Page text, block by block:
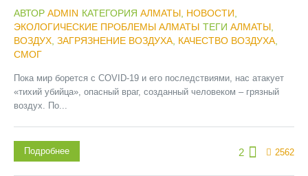
АВТОР ADMIN КАТЕГОРИЯ АЛМАТЫ НОВОСТИ
ЭКОЛОГИЧЕСКИЕ ПРОБЛЕМЫ АЛМАТЫ ТЕГИ АЛМАТЫ
ВОЗДУХ ЗАГРЯЗНЕНИЕ ВОЗДУХА КАЧЕСТВО ВОЗДУХА
СМОГ
Пока мир борется с COVID-19 и его последствиями, нас атакует
«тихий убийца», опасный враг, созданный человеком – грязный
воздух. По...
2 2562
Подробнее